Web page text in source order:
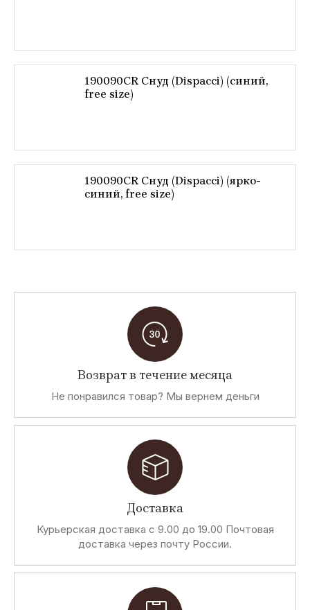
190090CR Снуд (Dispacci) (синий,
free size)
190090CR Снуд (Dispacci) (ярко-
синий, free size)
Возврат в течение месяца
Не понравился товар? Мы вернем деньги
Доставка
Курьерская доставка с 9.00 до 19.00 Почтовая
доставка через почту России.